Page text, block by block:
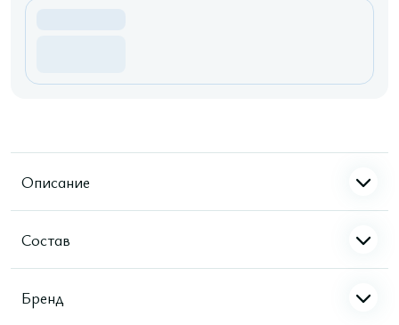
Описание
Состав
Бренд